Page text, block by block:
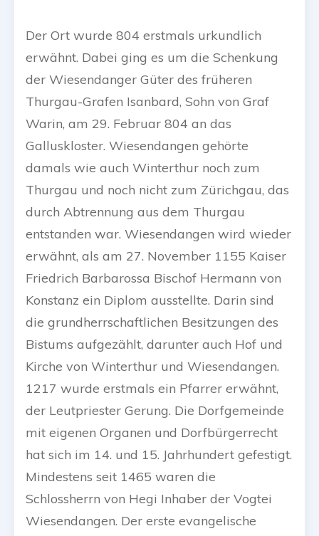
Der Ort wurde 804 erstmals urkundlich
erwähnt. Dabei ging es um die Schenkung
der Wiesendanger Güter des früheren
Thurgau-Grafen Isanbard, Sohn von Graf
Warin, am 29. Februar 804 an das
Galluskloster. Wiesendangen gehörte
damals wie auch Winterthur noch zum
Thurgau und noch nicht zum Zürichgau, das
durch Abtrennung aus dem Thurgau
entstanden war. Wiesendangen wird wieder
erwähnt, als am 27. November 1155 Kaiser
Friedrich Barbarossa Bischof Hermann von
Konstanz ein Diplom ausstellte. Darin sind
die grundherrschaftlichen Besitzungen des
Bistums aufgezählt, darunter auch Hof und
Kirche von Winterthur und Wiesendangen.
1217 wurde erstmals ein Pfarrer erwähnt,
der Leutpriester Gerung. Die Dorfgemeinde
mit eigenen Organen und Dorfbürgerrecht
hat sich im 14. und 15. Jahrhundert gefestigt.
Mindestens seit 1465 waren die
Schlossherrn von Hegi Inhaber der Vogtei
Wiesendangen. Der erste evangelische